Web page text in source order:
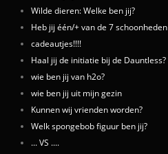
Wilde dieren: Welke ben jij?
Heb jij één/+ van de 7 schoonheden
cadeautjes!!!!
Haal jij de initiatie bij de Dauntless?
wie ben jij van h2o?
wie ben jij uit mijn gezin
Kunnen wij vrienden worden?
Welk spongebob figuur ben jij?
... VS ....